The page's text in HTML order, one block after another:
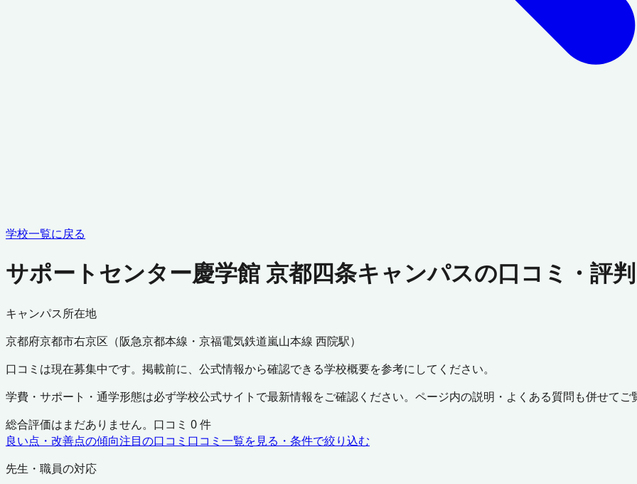
学校一覧に戻る
サポートセンター慶学館 京都四条キャンパスの口コミ・評
キャンパス所在地
京都府京都市右京区 （阪急京都本線・京福電気鉄道嵐山本線 西院駅）
口コミは現在募集中です。掲載前に、公式情報から確認できる学校概要を参考にしてください。
学費・サポート・通学形態は必ず学校公式サイトで最新情報をご確認ください。ページ内の説明・よくある質問も併せてご
総合評価はまだありません。口コミ 0件
良い点・改善点の傾向注目の口コミ 口コミ一覧を見る・条件で絞り込む
先生・職員の対応